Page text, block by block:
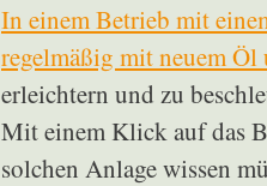
In einem Betrieb mit
regelmäßig mit neuem
erleichtern und zu
Mit einem Klick auf das
solchen Anlage wissen